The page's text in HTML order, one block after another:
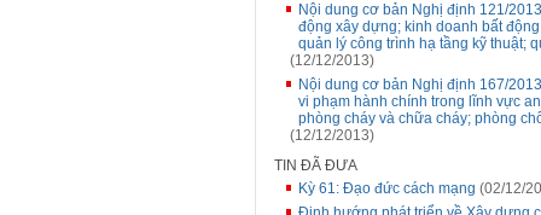
Nội dung cơ bản Nghị định 121/
động xây dựng; kinh doanh bất
quản lý công trình hạ tầng kỹ thuật;
(12/12/2013)
Nội dung cơ bản Nghị định 167/
vi phạm hành chính trong lĩnh vực
phòng cháy và chữa cháy; phòng
(12/12/2013)
TIN ĐÃ ĐƯA
Kỳ 61: Đạo đức cách mạng (02/12/